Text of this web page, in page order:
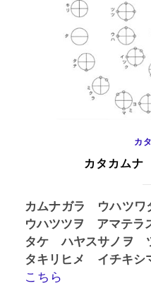
カ
カタカム
カムナガラ ウハツワタツミ ムラヂ イツク
ウハツツヲ アマテラ
タケ ハヤスサノヲ
タキリヒメ イチキ
こちら